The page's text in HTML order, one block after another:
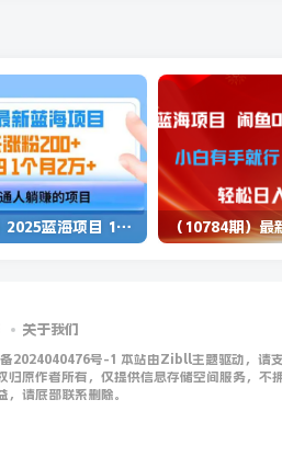
（14573期）2025蓝海项目 1天涨粉200+ 1单99 1个月2万+
关于我们
2024040476号-1 本站由Zibll主题驱动，请
归原作者所有，仅提供信息存储空间服务，不
，请底部联系删除。